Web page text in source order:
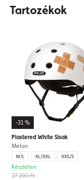
Tartozékok
-31 %
Plastered White Sisak
Melon
M/L XL/XXL XXS/S
27 200 Ft
Készleten